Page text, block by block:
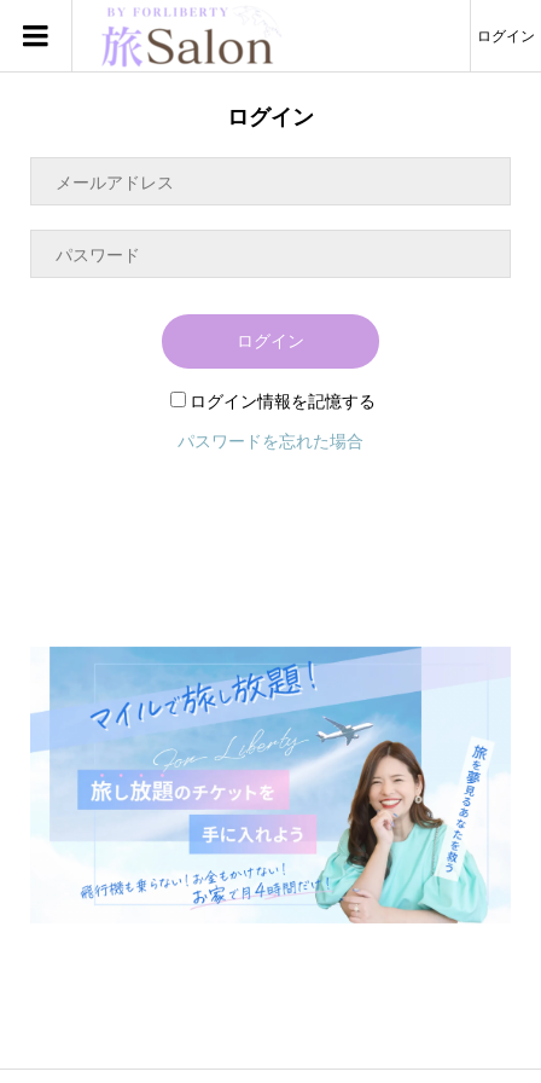
ログイン
ログイン
ログイン
ログイン情報を記憶する
パスワードを忘れた場合